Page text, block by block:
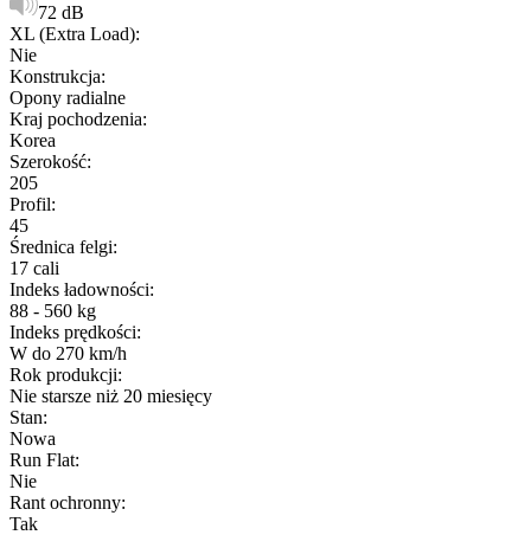
72 dB
XL (Extra Load):
Nie
Konstrukcja:
Opony radialne
Kraj pochodzenia:
Korea
Szerokość:
205
Profil:
45
Średnica felgi:
17 cali
Indeks ładowności:
88 - 560 kg
Indeks prędkości:
W do 270 km/h
Rok produkcji:
Nie starsze niż 20 miesięcy
Stan:
Nowa
Run Flat:
Nie
Rant ochronny:
Tak